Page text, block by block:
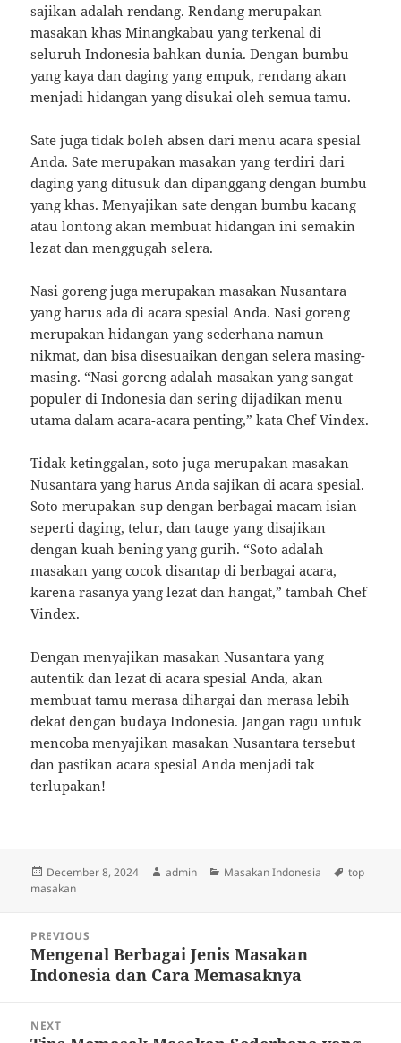
sajikan adalah rendang. Rendang merupakan
masakan khas Minangkabau yang terkenal di
seluruh Indonesia bahkan dunia. Dengan bumbu
yang kaya dan daging yang empuk, rendang akan
menjadi hidangan yang disukai oleh semua tamu.
Sate juga tidak boleh absen dari menu acara spesial
Anda. Sate merupakan masakan yang terdiri dari
daging yang ditusuk dan dipanggang dengan bumbu
yang khas. Menyajikan sate dengan bumbu kacang
atau lontong akan membuat hidangan ini semakin
lezat dan menggugah selera.
Nasi goreng juga merupakan masakan Nusantara
yang harus ada di acara spesial Anda. Nasi goreng
merupakan hidangan yang sederhana namun
nikmat, dan bisa disesuaikan dengan selera masing-
masing. “Nasi goreng adalah masakan yang sangat
populer di Indonesia dan sering dijadikan menu
utama dalam acara-acara penting,” kata Chef Vindex.
Tidak ketinggalan, soto juga merupakan masakan
Nusantara yang harus Anda sajikan di acara spesial.
Soto merupakan sup dengan berbagai macam isian
seperti daging, telur, dan tauge yang disajikan
dengan kuah bening yang gurih. “Soto adalah
masakan yang cocok disantap di berbagai acara,
karena rasanya yang lezat dan hangat,” tambah Chef
Vindex.
Dengan menyajikan masakan Nusantara yang
autentik dan lezat di acara spesial Anda, akan
membuat tamu merasa dihargai dan merasa lebih
dekat dengan budaya Indonesia. Jangan ragu untuk
mencoba menyajikan masakan Nusantara tersebut
dan pastikan acara spesial Anda menjadi tak
terlupakan!
Posted
on
December 8, 2024 Author
admin Categories
Masakan Indonesia Tags
top
masakan
navigation
PREVIOUS
Previous
post:
Mengenal Berbagai Jenis Masakan
Indonesia dan Cara Memasaknya
NEXT